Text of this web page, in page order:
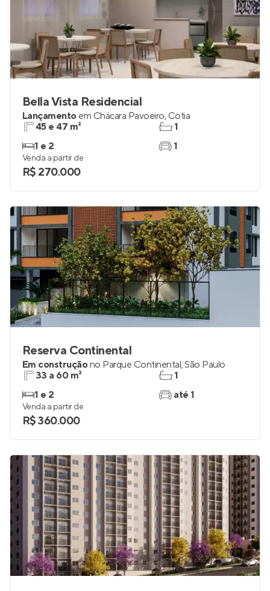
Bella Vista Residencial
Lançamento em Chácara Pavoeiro, Cotia
45 e 47 m²
1 e 2
1
1
Venda a partir de
R$ 270.000
Reserva Continental
Em construçãono Parque Continental,São Paulo
33 a 60 m²
1 e 2
1
até 1
Venda a partir de
R$ 360.000